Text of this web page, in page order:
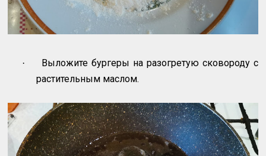
·
Выложите бургеры на разогретую сковороду с
растительным маслом.